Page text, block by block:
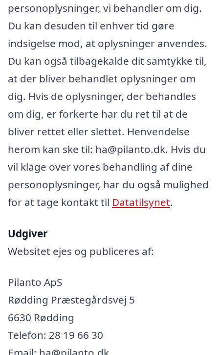
personoplysninger, vi behandler om dig.
Du kan desuden til enhver tid gøre
indsigelse mod, at oplysninger anvendes.
Du kan også tilbagekalde dit samtykke til,
at der bliver behandlet oplysninger om
dig. Hvis de oplysninger, der behandles
om dig, er forkerte har du ret til at de
bliver rettet eller slettet. Henvendelse
herom kan ske til: ha@pilanto.dk. Hvis du
vil klage over vores behandling af dine
personoplysninger, har du også mulighed
for at tage kontakt til Datatilsynet.
Udgiver
Websitet ejes og publiceres af:
Pilanto ApS
Rødding Præstegårdsvej 5
6630 Rødding
Telefon: 28 19 66 30